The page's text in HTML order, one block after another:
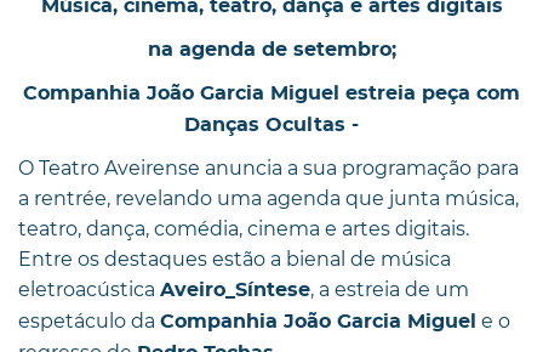
Música, cinema, teatro, dança e artes digitais
na agenda de setembro;
Companhia João Garcia Miguel estreia peça com
Danças Ocultas -
O Teatro Aveirense anuncia a sua programação para
a rentrée, revelando uma agenda que junta música,
teatro, dança, comédia, cinema e artes digitais.
Entre os destaques estão a bienal de música
eletroacústica Aveiro_Síntese, a estreia de um
espetáculo da Companhia João Garcia Miguel e o